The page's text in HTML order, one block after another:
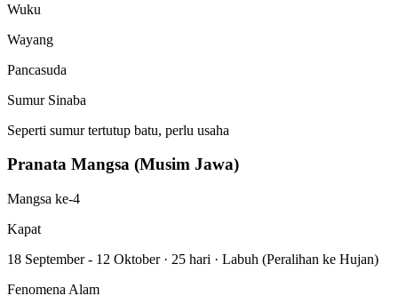
Wuku
Wayang
Pancasuda
Sumur Sinaba
Seperti sumur tertutup batu, perlu usaha
Pranata Mangsa (Musim Jawa)
Mangsa ke-4
Kapat
18 September - 12 Oktober · 25 hari · Labuh (Peralihan ke Hujan)
Fenomena Alam